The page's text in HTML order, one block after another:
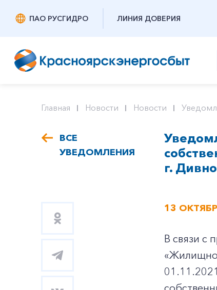
ПАО РУСГИДРО ЛИНИЯ ДОВЕРИЯ
Главная Новости Новости
ВСЕ
УВЕДОМЛЕНИЯ
г.
13
В связи с